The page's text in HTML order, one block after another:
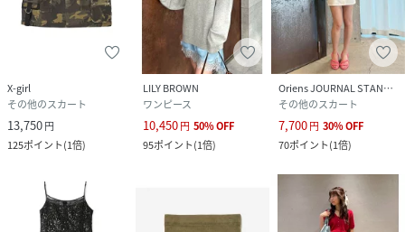
X-girl
その他のスカート
13,750円
125ポイント(1倍)
LILY BROWN
ワンピース
10,450円 50%OFF
95ポイント(1倍)
Oriens JOURNAL STANDARD
その他のスカート
7,700円 30%OFF
70ポイント(1倍)